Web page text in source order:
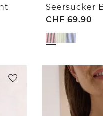
Seersucker
CHF 69.90